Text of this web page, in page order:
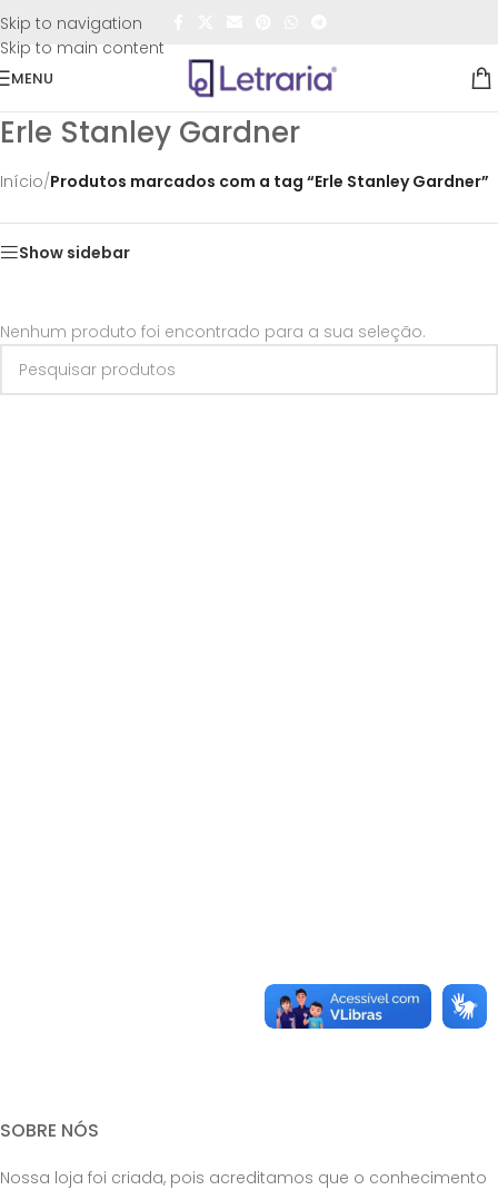
Skip to navigation
Skip to main content
FRETE GRÁTIS
MENU
Erle Stanley Gardner
Início/Produtos marcados com a tag “Erle Stanley Gardner”
Show sidebar
Nenhum produto foi encontrado para a sua seleção.
SOBRE NÓS
Nossa loja foi criada, pois acreditamos que o conhecimento